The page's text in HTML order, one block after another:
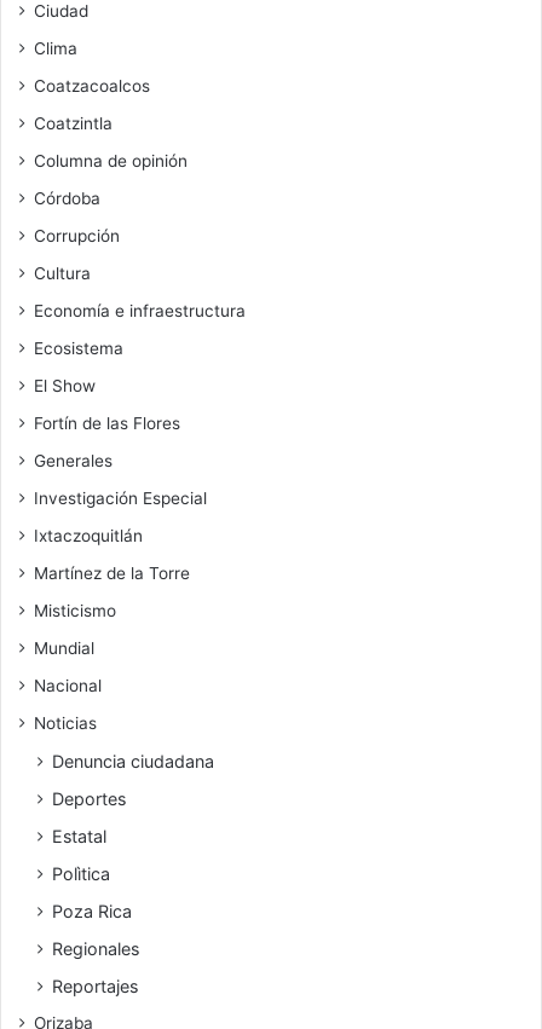
Ciudad
Clima
Coatzacoalcos
Coatzintla
Columna de opinión
Córdoba
Corrupción
Cultura
Economía e infraestructura
Ecosistema
El Show
Fortín de las Flores
Generales
Investigación Especial
Ixtaczoquitlán
Martínez de la Torre
Misticismo
Mundial
Nacional
Noticias
Denuncia ciudadana
Deportes
Estatal
Polìtica
Poza Rica
Regionales
Reportajes
Orizaba